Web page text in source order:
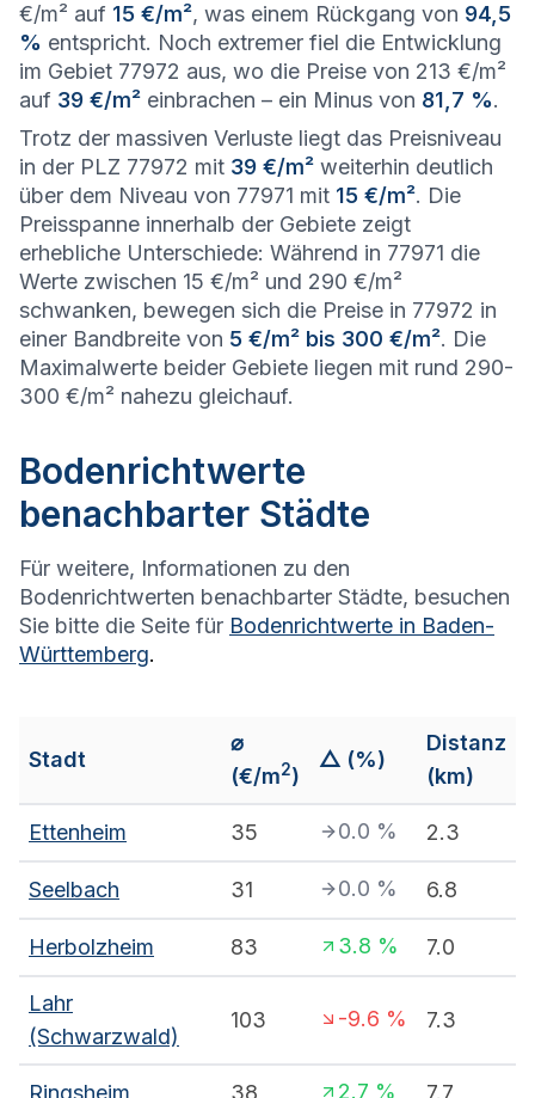
€/m² auf 15 €/m², was einem Rückgang von 94,5
% entspricht. Noch extremer fiel die Entwicklung
im Gebiet 77972 aus, wo die Preise von 213 €/m²
auf 39 €/m² einbrachen – ein Minus von 81,7 %.
Trotz der massiven Verluste liegt das Preisniveau
in der PLZ 77972 mit 39 €/m² weiterhin deutlich
über dem Niveau von 77971 mit 15 €/m². Die
Preisspanne innerhalb der Gebiete zeigt
erhebliche Unterschiede: Während in 77971 die
Werte zwischen 15 €/m² und 290 €/m²
schwanken, bewegen sich die Preise in 77972 in
einer Bandbreite von 5 €/m² bis 300 €/m². Die
Maximalwerte beider Gebiete liegen mit rund 290-
300 €/m² nahezu gleichauf.
Bodenrichtwerte
benachbarter Städte
Für weitere, Informationen zu den
Bodenrichtwerten benachbarter Städte, besuchen
Sie bitte die Seite für Bodenrichtwerte in Baden-
Württemberg.
Stadt
⌀
(€/m2)
△ (%)
Distanz
(km)
Ettenheim 35 0.0 % 2.3
Seelbach 31 0.0 % 6.8
Herbolzheim 83 3.8 % 7.0
Lahr
(Schwarzwald)
103 -9.6 % 7.3
Ringsheim 38 2.7 % 7.7